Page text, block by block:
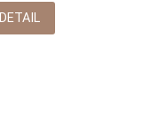
DETAIL